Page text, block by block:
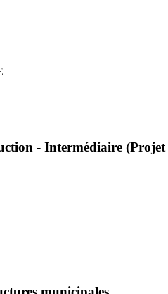
- Intermédiaire